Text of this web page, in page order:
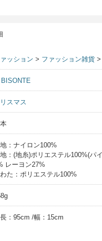
ッション > ファッション雑貨 >
BISONTE
スマス
：ナイロン100%
：(地糸)ポリエステル100%(パ
レーヨン27%
た：ポリエステル100%
：95cm /幅：15cm